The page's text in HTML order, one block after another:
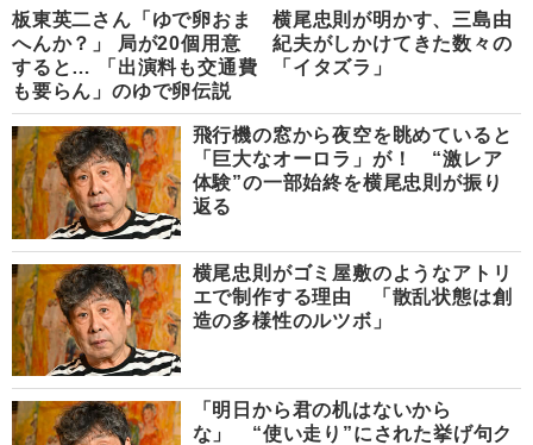
板東英二さん「ゆで卵おま
へんか？」 局が20個用意
すると… 「出演料も交通費
も要らん」のゆで卵伝説
横尾忠則が明かす、三島由
紀夫がしかけてきた数々の
「イタズラ」
飛行機の窓から夜空を眺めていると
「巨大なオーロラ」が！ “激レア
体験”の一部始終を横尾忠則が振り
返る
横尾忠則がゴミ屋敷のようなアトリ
エで制作する理由 「散乱状態は創
造の多様性のルツボ」
「明日から君の机はないから
な」 “使い走り”にされた挙げ句ク